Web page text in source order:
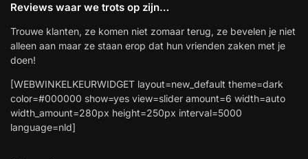
Reviews waar we trots op zijn…
Trouwe klanten, ze komen niet zomaar terug, ze bevelen je niet
alleen aan maar ze staan erop dat hun vrienden zaken met je
doen!
[WEBWINKELKEURWIDGET layout=new_default theme=dark
color=#000000 show=yes view=slider amount=6 width=auto
width_amount=280px height=250px interval=5000
language=nld]